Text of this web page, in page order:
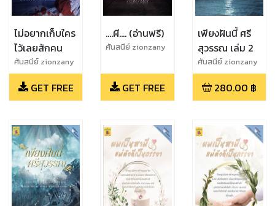
ไม่อยากเก็บใคร
ไว้เลยสักคน
ศันสนีย์ zionzany
GET FREE
....ผี.... (อ่านฟรี)
ศันสนีย์ zionzany
GET FREE
เพียงฝันนี้ ศรี
สุวรรณ เล่ม 2
ศันสนีย์ zionzany
280.00 ฿